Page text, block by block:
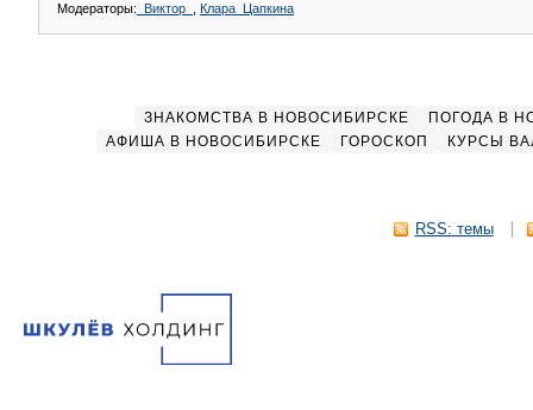
Модераторы: _Виктор_ Клара_Цапкина
ЗНАКОМСТВА В НОВОСИБИРСКЕ
ПОГОДА В
АФИША В НОВОСИБИРСКЕ
ГОРОСКОП КУРСЫ
RSS: темы